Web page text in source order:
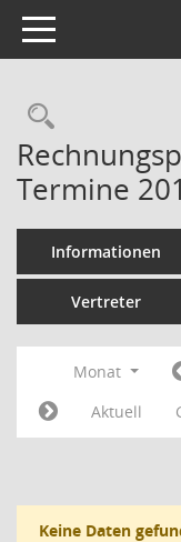
Toggle navigation
Termine
Informationen
Vertreter
Monat
Aktuell
Keine Daten